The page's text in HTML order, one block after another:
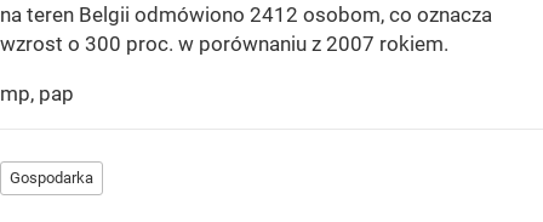
na teren Belgii odmówiono 2412 osobom, co oznacza
wzrost o 300 proc. w porównaniu z 2007 rokiem.
mp, pap
Gospodarka